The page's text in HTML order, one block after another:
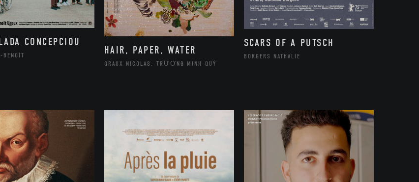
CONCEPCIOU
BENOÎT HAIR, PAPER, WATER
GRAUX NICOLAS, TRƯƠNG MINH QUÝ
SCARS OF A PUTSCH
BORGERS NATHALIE